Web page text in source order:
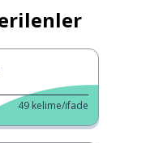
49 kelime/ifade